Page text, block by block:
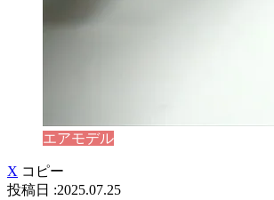
エアモデル
X コピー
2025.07.25